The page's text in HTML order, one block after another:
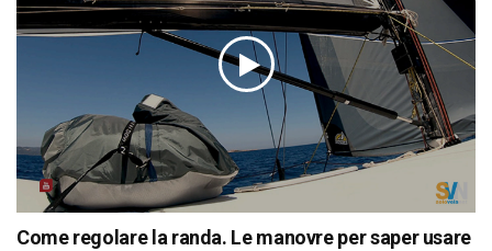
Come regolare la randa. Le manovre per saper usare